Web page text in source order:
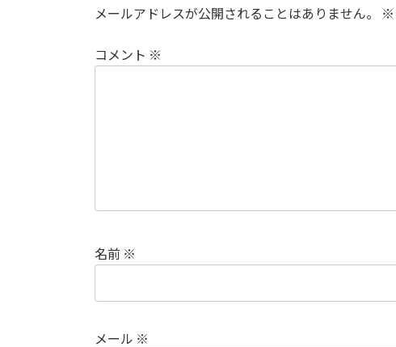
メールアドレスが公開されることはありません。 ※
コメント ※
名前 ※
メール ※